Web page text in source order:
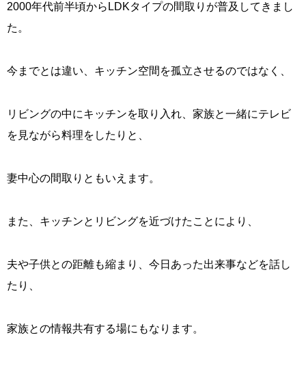
2000年代前半頃からLDKタイプの間取りが普及してきまし
た。
今までとは違い、キッチン空間を孤立させるのではなく、
リビングの中にキッチンを取り入れ、家族と一緒にテレビ
を見ながら料理をしたりと、
妻中心の間取りともいえます。
また、キッチンとリビングを近づけたことにより、
夫や子供との距離も縮まり、今日あった出来事などを話し
たり、
家族との情報共有する場にもなります。